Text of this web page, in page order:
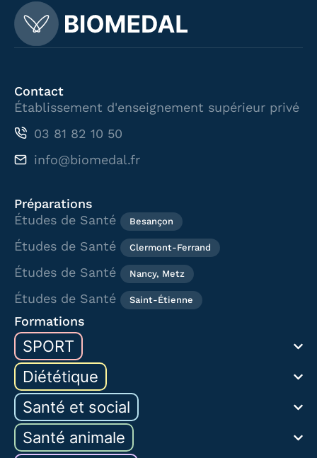
Contact
Établissement d'enseignement supérieur privé
03 81 82 10 50
info@biomedal.fr
Préparations
Études de Santé
Besançon
Études de Santé Clermont-Ferrand
Études de Santé Nancy, Metz
Études de Santé Saint-Étienne
Formations
SPORT
Diététique
Santé et social
Santé animale